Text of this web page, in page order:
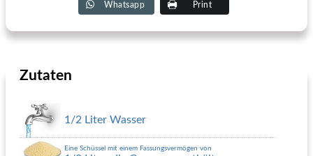
Whatsapp Print
Zutaten
1/2 Liter Wasser
Eine Schüssel mit einem Fassungsvermögen von